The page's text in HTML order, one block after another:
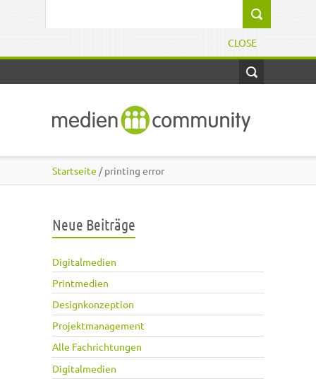
CLOSE
Startseite / printing error
Neue Beiträge
Digitalmedien
Printmedien
Designkonzeption
Projektmanagement
Alle Fachrichtungen
Digitalmedien